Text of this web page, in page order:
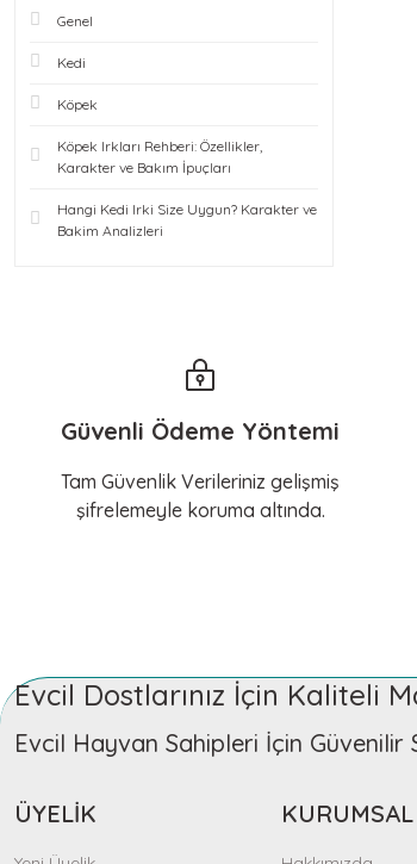
Genel
Kedi
Köpek
Köpek Irkları Rehberi: Özellikler,
Karakter ve Bakım İpuçları
Hangi Kedi Irki Size Uygun? Karakter ve
Bakim Analizleri
Güvenli Ödeme Yöntemi
Tam Güvenlik Verileriniz gelişmiş
şifrelemeyle koruma altında.
Evcil Dostlarınız İçin Kaliteli
Evcil Hayvan Sahipleri İçin Güvenilir
ÜYELİK KURUMSAL